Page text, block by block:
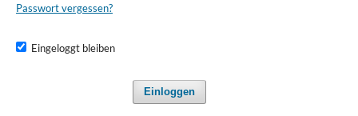
Passwort vergessen?
Eingeloggt bleiben
Einloggen